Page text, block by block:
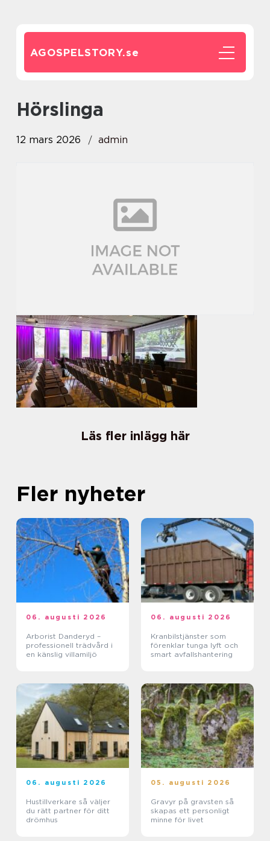
AGOSPELSTORY.se
Hörslinga
12 mars 2026 admin
Läs fler inlägg här
Fler nyheter
06. augusti 2026
Arborist Danderyd –
professionell trädvård i
en känslig villamiljö
06. augusti 2026
Kranbilstjänster som
förenklar tunga lyft och
smart avfallshantering
06. augusti 2026
Hustillverkare så väljer
du rätt partner för ditt
drömhus
05. augusti 2026
Gravyr på gravsten så
skapas ett personligt
minne för livet